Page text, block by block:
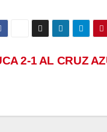
2-1 AL CRUZ